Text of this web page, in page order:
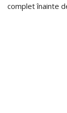
complet înainte